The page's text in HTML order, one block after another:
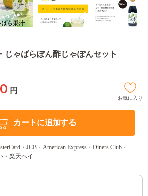
じゃばらぽん酢じゃぽんセット
円
お気に入り
カートに追加する
・JCB・American Express・Diners Club・
・楽天ペイ